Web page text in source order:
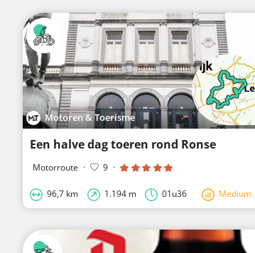
Motoren & Toerisme
Een halve dag toeren rond Ronse
Motorroute · 9 ·
96,7 km 1.194 m 01u36 Medium